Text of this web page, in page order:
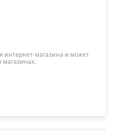
интернет-магазина и может
магазинах.